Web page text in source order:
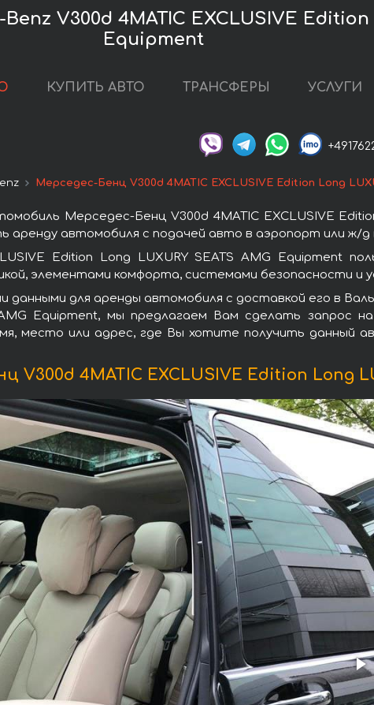
V300d 4MATIC EXCLUSIVE Edition
Equipment
КУПИТЬ АВТО ТРАНСФЕРЫ УСЛУГИ
Мерседес-Бенц V300d 4MATIC EXCLUSIVE Edition Long
Мерседес-Бенц V300d 4MATIC EXCLUSIVE
аренду автомобиля с подачей авто в аэропорт или ж/д
Edition Long LUXURY SEATS AMG Equipment
элементами комфорта, системами безопасности и
данными для аренды автомобиля с доставкой его в
AMG Equipment, мы предлагаем Вам сделать запрос
место или адрес, где Вы хотите получить данный
4MATIC EXCLUSIVE Edition Long